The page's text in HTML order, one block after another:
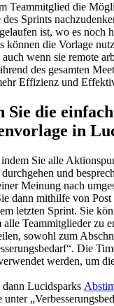
Teammitglied die
Sprints
ist, wo es noch
können die Vorlage
wenn sie remote
des gesamten
Effizienz und
Sie die
in
Sie alle
und
Meinung nach
dann mithilfe von Post
letzten Sprint. Sie
alle Teammitglieder zu
sowohl zum
Die
werden, um
Lucidsparks